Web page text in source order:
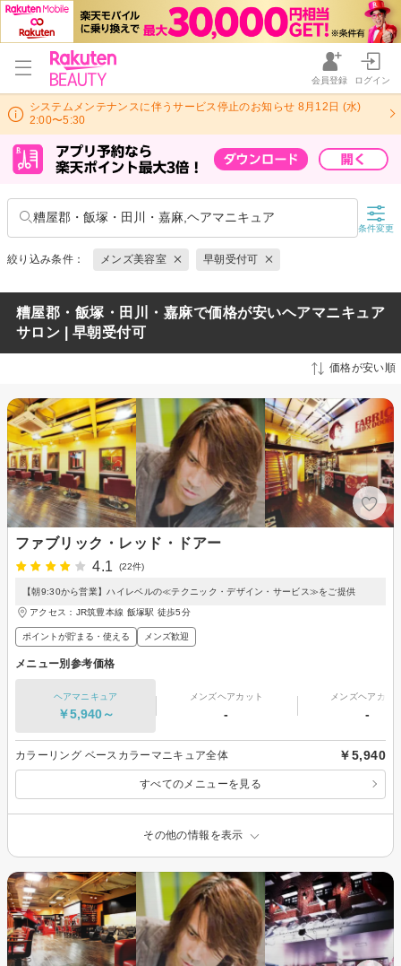
会員登録 ログイン
システムメンテナンスに伴うサービス停止のお知らせ 8月12日 (水)
2:00〜5:30
糟屋郡・飯塚・田川・嘉麻,ヘアマニキュア
条件変更
絞り込み条件： メンズ美容室 早朝受付可
糟屋郡・飯塚・田川・嘉麻で価格が安いヘアマニキュア
サロン | 早朝受付可
価格が安い順
ファブリック・レッド・ドアー
4.1
(22件)
【朝9:30から営業】ハイレベルの≪テクニック・デザイン・サービス≫をご提供
アクセス：JR筑豊本線 飯塚駅 徒歩5分
ポイントが貯まる・使える メンズ歓迎
メニュー別参考価格
ヘアマニキュア
￥5,940～
メンズヘアカット
-
メンズヘアカラ
-
カラーリング ベースカラーマニキュア全体 ￥5,940
すべてのメニューを見る
その他の情報を表示